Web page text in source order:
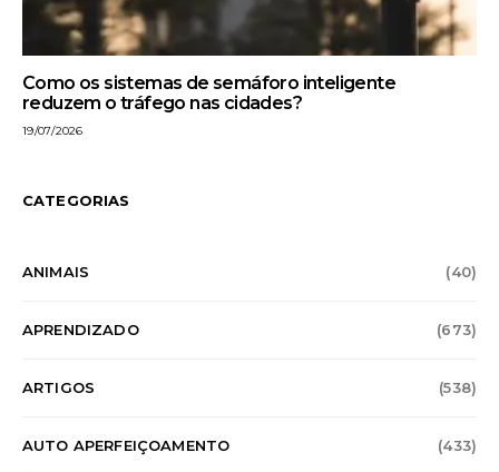
Como os sistemas de semáforo inteligente
reduzem o tráfego nas cidades?
19/07/2026
CATEGORIAS
ANIMAIS (40)
APRENDIZADO (673)
ARTIGOS (538)
AUTO APERFEIÇOAMENTO (433)